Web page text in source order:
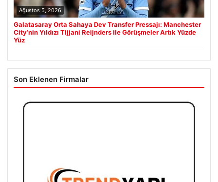
Ağustos 5, 2026
Galatasaray Orta Sahaya Dev Transfer Pressajı: Manchester
City’nin Yıldızı Tijjani Reijnders ile Görüşmeler Artık Yüzde
Yüz
Son Eklenen Firmalar